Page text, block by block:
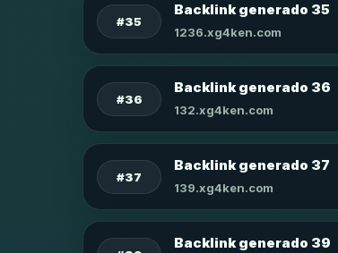
#35
Backlink generado 35
1236.xg4ken.com
#36
Backlink generado 36
132.xg4ken.com
#37
Backlink generado 37
139.xg4ken.com
Backlink generado 39